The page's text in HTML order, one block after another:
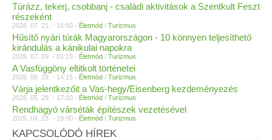
Túrázz, tekerj, csobbanj - családi aktivitások a Szentkult Feszt
részeként
2026. 07. 21. - 15:50 - Életmód / Turizmus
Hűsítő nyári túrák Magyarországon - 10 könnyen teljesíthető
kirándulás a kánikulai napokra
2026. 07. 09. - 01:15 - Életmód / Turizmus
A Vasfüggöny eltitkolt történetei
2026. 06. 29. - 14:15 - Életmód / Turizmus
Várja jelentkezőit a Vas-hegy/Eisenberg kezdeményezés
2026. 05. 29. - 17:00 - Életmód / Turizmus
Rendhagyó várséták építészek vezetésével
2026. 04. 23. - 19:00 - Életmód / Turizmus
KAPCSOLÓDÓ HÍREK